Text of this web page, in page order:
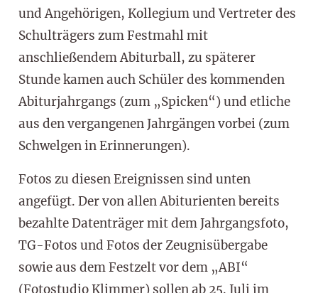
und Angehörigen, Kollegium und Vertreter des
Schulträgers zum Festmahl mit
anschließendem Abiturball, zu späterer
Stunde kamen auch Schüler des kommenden
Abiturjahrgangs (zum „Spicken“) und etliche
aus den vergangenen Jahrgängen vorbei (zum
Schwelgen in Erinnerungen).
Fotos zu diesen Ereignissen sind unten
angefügt. Der von allen Abiturienten bereits
bezahlte Datenträger mit dem Jahrgangsfoto,
TG-Fotos und Fotos der Zeugnisübergabe
sowie aus dem Festzelt vor dem „ABI“
(Fotostudio Klimmer) sollen ab 25. Juli im